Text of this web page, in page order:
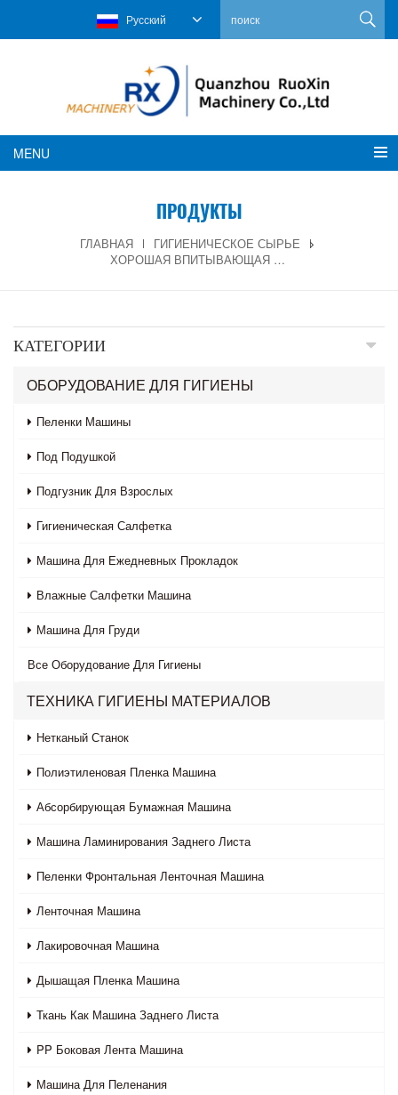
Русский
MENU
ПРОДУКТЫ
ГЛАВНАЯ
ГИГИЕНИЧЕСКОЕ СЫРЬЕ
ХОРОШАЯ ВПИТЫВАЮЩАЯ СПОСОБНОСТЬ SAP ДЛЯ ГИГИЕНИЧЕСКИХ САЛФЕТОК
КАТЕГОРИИ
ОБОРУДОВАНИЕ ДЛЯ ГИГИЕНЫ
Пеленки Машины
Под Подушкой
Подгузник Для Взрослых
Гигиеническая Салфетка
Машина Для Ежедневных Прокладок
Влажные Салфетки Машина
Машина Для Груди
Все Оборудование Для Гигиены
ТЕХНИКА ГИГИЕНЫ МАТЕРИАЛОВ
Нетканый Станок
Полиэтиленовая Пленка Машина
Абсорбирующая Бумажная Машина
Машина Ламинирования Заднего Листа
Пеленки Фронтальная Ленточная Машина
Ленточная Машина
Лакировочная Машина
Дышащая Пленка Машина
Ткань Как Машина Заднего Листа
PP Боковая Лента Машина
Машина Для Пеленания